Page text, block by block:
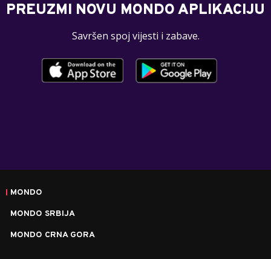
PREUZMI NOVU MONDO APLIKACIJU
Savršen spoj vijesti i zabave.
MONDO
MONDO SRBIJA
MONDO CRNA GORA